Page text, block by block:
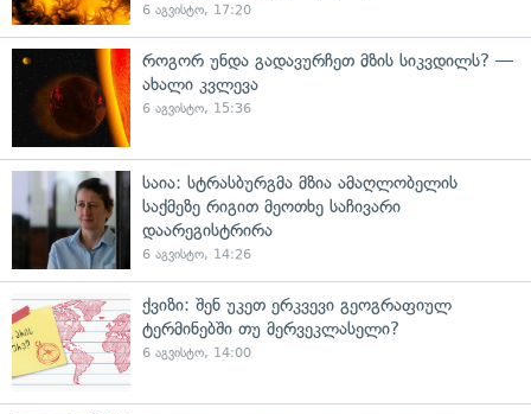
6 აგვისტო, 17:20
როგორ უნდა გადავურჩეთ მზის სიკვდილს? —
ახალი კვლევა
6 აგვისტო, 15:36
საია: სტრასბურგმა მზია ამაღლობელის
საქმეზე რიგით მეოთხე საჩივარი
დაარეგისტრირა
6 აგვისტო, 14:26
ქვიზი: შენ უკეთ ერკვევი გეოგრაფიულ
ტერმინებში თუ მერვეკლასელი?
6 აგვისტო, 14:00